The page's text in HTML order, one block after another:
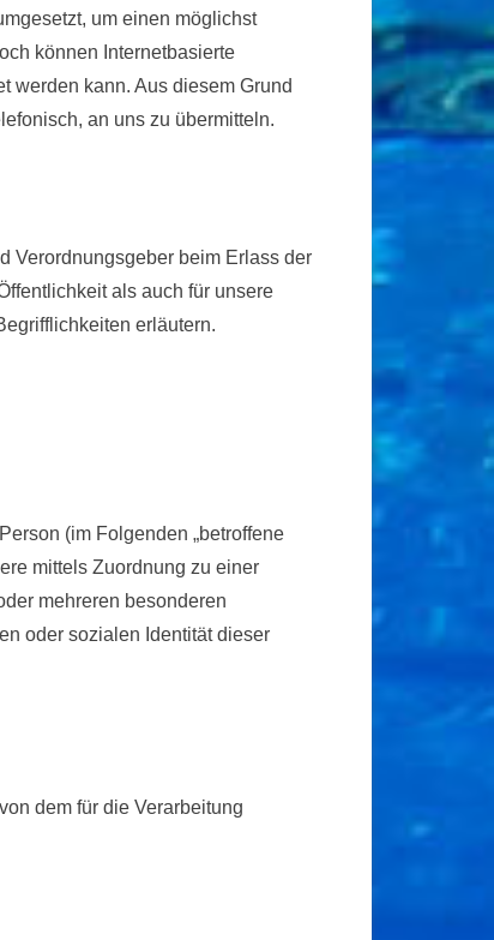
um einen möglichst
können Internetbasierte
werden kann. Aus diesem Grund
an uns zu übermitteln.
Verordnungsgeber beim Erlass der
als auch für unsere
erläutern.
(im Folgenden „betroffene
mittels Zuordnung zu einer
mehreren besonderen
oder sozialen Identität dieser
dem für die Verarbeitung